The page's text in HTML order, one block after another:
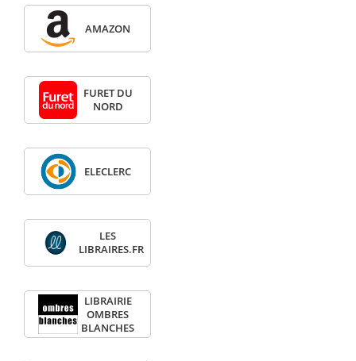
AMAZON
FURET DU
NORD
ELECLERC
LES
LIBRAIRES.FR
LIBRAIRIE
OMBRES
BLANCHES